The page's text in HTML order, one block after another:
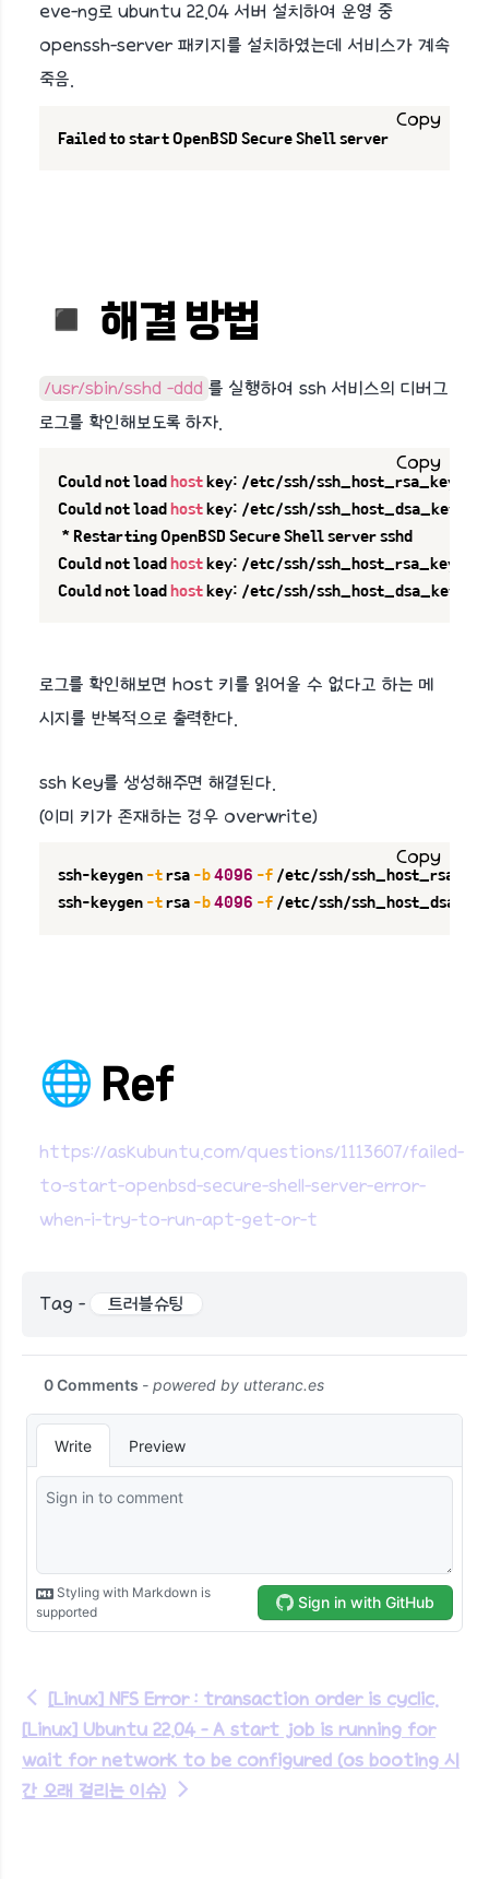
eve-ng로 ubuntu 22.04 서버 설치하여 운영 중
openssh-server 패키지를 설치하였는데 서비스가 계속
죽음.
Failed to start OpenBSD Secure Shell server
Copy
◾️ 해결 방법
/usr/sbin/sshd -ddd 를 실행하여 ssh 서비스의 디버그
로그를 확인해보도록 하자.
Could not load host key: /etc/ssh/ssh_host_rsa_key
Could not load host key: /etc/ssh/ssh_host_dsa_key
* Restarting OpenBSD Secure Shell server sshd
Could not load host key: /etc/ssh/ssh_host_rsa_key
Could not load host key: /etc/ssh/ssh_host_dsa_key
Copy
로그를 확인해보면 host 키를 읽어올 수 없다고 하는 메
시지를 반복적으로 출력한다.
ssh key를 생성해주면 해결된다.
(이미 키가 존재하는 경우 overwrite)
ssh-keygen -t rsa -b 4096 -f /etc/ssh/
ssh-keygen -t rsa -b 4096 -f /etc/ssh/
Copy
🌐 Ref
https://askubuntu.com/questions/1113607/failed-
to-start-openbsd-secure-shell-server-error-
when-i-try-to-run-apt-get-or-t
Tag - 트러블슈팅
←
[Linux] NFS Error : transaction order is cyclic.
[Linux] Ubuntu 22.04 - A start job is running for
wait for network to be configured (os booting 시
간 오래 걸리는 이슈)
→